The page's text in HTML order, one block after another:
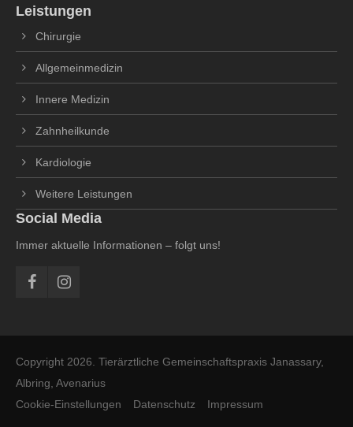
Leistungen
Chirurgie
Allgemeinmedizin
Innere Medizin
Zahnheilkunde
Kardiologie
Weitere Leistungen
Social Media
Immer aktuelle Informationen – folgt uns!
Copyright 2026. Tierärztliche Gemeinschaftspraxis Janassary,
Albring, Avenarius
Cookie-Einstellungen
Datenschutz Impressum